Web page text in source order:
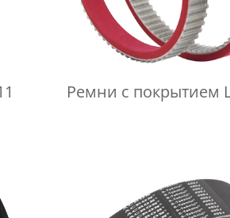
Ремни с покрытием